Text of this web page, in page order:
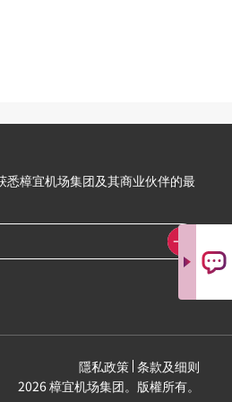
悉樟宜机场集团及其商业伙伴的最
隱私政策 条款及细则
2026 樟宜机场集团。版權所有。